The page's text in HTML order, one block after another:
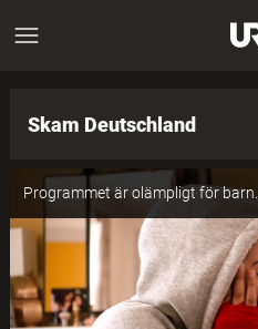
Skam Deutschland
Programmet är olämpligt för barn.